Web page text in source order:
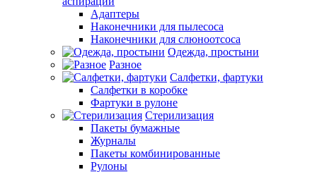
Адаптеры
Наконечники для пылесоса
Наконечники для слюноотсоса
Одежда, простыни
Разное
Салфетки, фартуки
Салфетки в коробке
Фартуки в рулоне
Стерилизация
Пакеты бумажные
Журналы
Пакеты комбинированные
Рулоны